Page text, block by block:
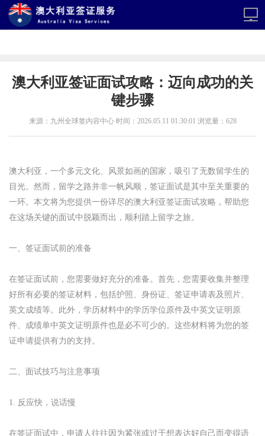
澳大利亚签证面试攻略：迈向成功的关
键步骤
来源：九州全球签内容中心 时间：2026.05.11 01:30:01 浏览量：628
澳大利亚，一个多元文化、风景如画的国家，吸引了无数留学生的
目光。然而，留学之路并非一帆风顺，签证面试是其中至关重要的
一环。本文将为您提供一份详尽的澳大利亚签证面试攻略，帮助您
在这场关键的面试中脱颖而出，顺利踏上留学之旅。
一、签证面试前的准备
在签证面试前，您需要做好充分的准备。首先，您需要收集并整理
好所有必要的签证材料，包括护照、身份证、签证申请表及照片、
英文成绩等。此外，学历材料中的学历学位原件及中英文证明原
件、成绩单中英文证明原件也是必不可少的。这些材料将为您的签
证申请提供有力的支持。
二、面试技巧与注意事项
1. 反应快，说话慢
在签证面试中，申请人往往因为紧张或过于想表达好自己而变得语